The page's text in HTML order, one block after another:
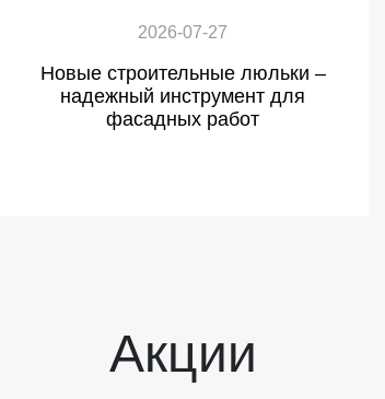
2026-07-27
Новые строительные люльки –
надежный инструмент для
фасадных работ
Акции